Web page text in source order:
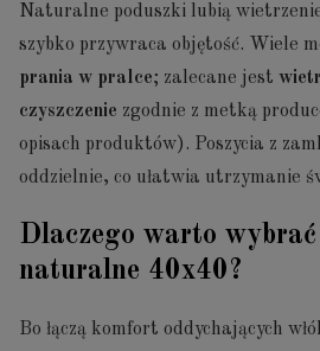
Naturalne poduszki lubią
szybko przywraca objętość. Wiele
prania w pralce; zalecane jest
czyszczenie zgodnie z metką
opisach produktów). Poszycia z
oddzielnie, co ułatwia utrzymanie
Dlaczego warto wybrać
naturalne 40x40?
Bo łączą komfort oddychających